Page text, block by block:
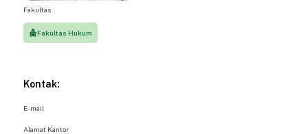
Fakultas
Fakultas Hukum
Kontak:
E-mail
Alamat Kantor